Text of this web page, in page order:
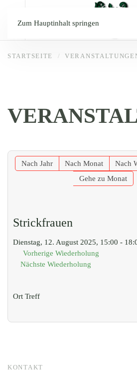
Zum Hauptinhalt springen
STARTSEITE
Nach Jahr Nach Monat Nach
Gehe zu Monat
Strickfrauen
Dienstag, 12. August 2025, 15:00 -
Vorherige Wiederholung
Nächste Wiederholung
Ort Treff
KONTAKT